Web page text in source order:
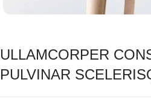
ULLAMCORPER
PULVINAR